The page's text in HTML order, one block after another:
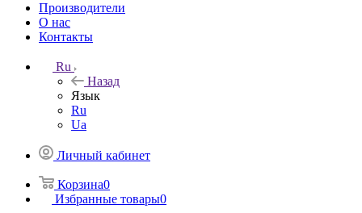
Производители
О нас
Контакты
Ru
Назад
Язык
Ru
Ua
Личный кабинет
Корзина0
Избранные товары0